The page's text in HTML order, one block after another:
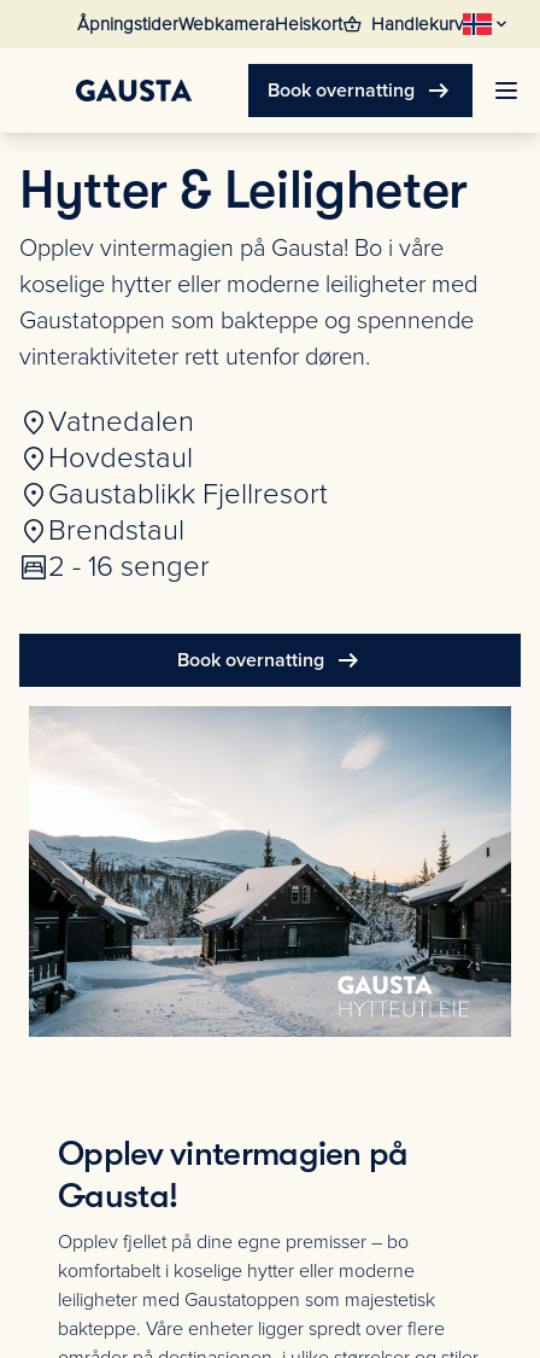
ÅpningstiderWebkameraHeiskortshopping_basket Handlekurv
Book overnatting arrow_right_alt
Hytter & Leiligheter
Opplev vintermagien på Gausta! Bo i våre
koselige hytter eller moderne leiligheter med
Gaustatoppen som bakteppe og spennende
vinteraktiviteter rett utenfor døren.
Vatnedalen
Hovdestaul
Gaustablikk Fjellresort
Brendstaul
2 - 16 senger
Book overnatting arrow_right_alt
Opplev vintermagien på
Gausta!
Opplev fjellet på dine egne premisser – bo
komfortabelt i koselige hytter eller moderne
leiligheter med Gaustatoppen som majestetisk
bakteppe. Våre enheter ligger spredt over flere